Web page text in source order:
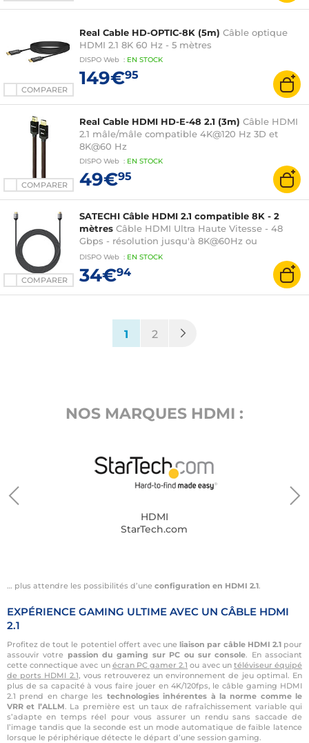
COMPARER
Real Cable HD-OPTIC-8K (5m) Câble optique
HDMI 2.1 8K 60 Hz - 5 mètres
DISPO Web : EN STOCK
149€95
COMPARER
Real Cable HDMI HD-E-48 2.1 (3m) Câble HDMI
2.1 mâle/mâle compatible 4K@120 Hz 3D et
8K@60 Hz
DISPO Web : EN STOCK
49€95
COMPARER
SATECHI Câble HDMI 2.1 compatible 8K - 2
mètres Câble HDMI Ultra Haute Vitesse - 48
Gbps - résolution jusqu'à 8K@60Hz ou
4K@120Hz - coloris noir - 2 mètres
DISPO Web : EN STOCK
34€94
1 (current)
2
NOS MARQUES HDMI :
HDMI
StarTech.com
… plus attendre les possibilités d’une configuration en HDMI 2.1.
EXPÉRIENCE GAMING ULTIME AVEC UN CÂBLE HDMI
2.1
Profitez de tout le potentiel offert avec une liaison par câble HDMI 2.1pour
assouvir votre passion du gaming sur PC ou sur console. En associant
cette connectique avec un écran PC gamer 2.1 ou avec un téléviseur équipé
de ports HDMI 2.1, vous retrouverez un environnement de jeu optimal. En
plus de sa capacité à vous faire jouer en 4K/120fps, le câble gaming HDMI
2.1 prend en charge les technologies inhérentes à la norme comme le
VRR et l’ALLM. La première est un taux de rafraîchissement variable qui
s’adapte en temps réel pour vous assurer un rendu sans saccade de
l’image tandis que la seconde est un mode automatique de faible latence
lorsque le périphérique détecte le départ d’une session gaming.